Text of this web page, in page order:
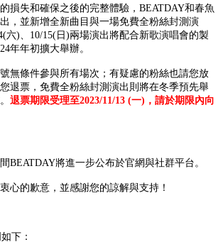
損失和確保之後的完整體驗，BEATDAY和春魚
，並新增全新曲目與一場免費全粉絲封測演
六)、10/15(日)兩場演出將配合新歌演唱會的製
年年初擴大舉辦。
無條件參與所有場次；有疑慮的粉絲也請您放
退票，免費全粉絲封測演出則將在冬季預先舉
退票期限受理至2023/11/13 (一)，請於期限內向
BEATDAY將進一步公布於官網與社群平台。
心的歉意，並感謝您的諒解與支持！
下：